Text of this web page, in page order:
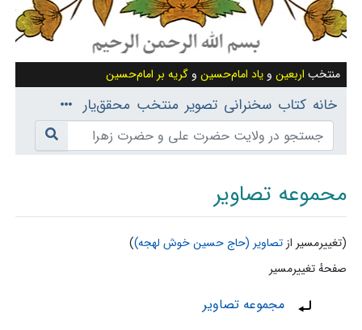
منتخب اربعین و یاد امام‌حسین و گریه بر امام‌حسین
خانه کتاب سخنرانی تصویر منتخب محقق‌یار
محموعه تصاویر
(تغییرمسیر ازتصاویر (حاج حسین خوش لهجه))
صفحهٔ تغییرمسیر
مجموعه تصاویر